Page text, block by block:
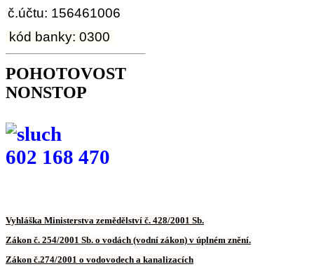
č.účtu: 156461006
kód banky: 0300
POHOTOVOST
NONSTOP
602 168 470
Vyhláška Ministerstva zemědělství č. 428/2001 Sb.
Zákon č. 254/2001 Sb. o vodách (vodní zákon) v úplném znění.
Zákon č.274/2001 o vodovodech a kanalizacích